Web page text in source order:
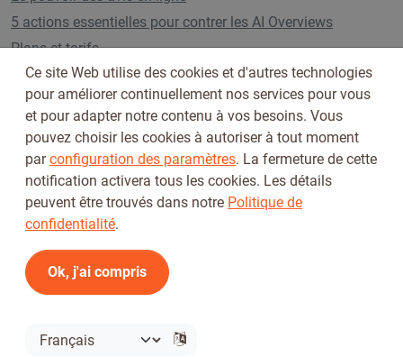
5 actions essentielles pour contrer les AI Overviews
Plans et tarifs
Suivez-nous sur
Conditions d'utilisation
© 2026 Tickiwi - Tous droits réservés
Ce site Web utilise des cookies et d'autres technologies
pour améliorer continuellement nos services pour vous
et pour adapter notre contenu à vos besoins. Vous
pouvez choisir les cookies à autoriser à tout moment
parconfiguration des paramètres. La fermeture de cette
notification activera tous les cookies. Les détails
peuvent être trouvés dans notre Politique de
confidentialité.
Ok, j'ai compris